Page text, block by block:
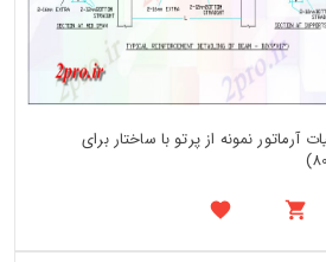
آرماتور نمونه از پرتو با ساختار برای